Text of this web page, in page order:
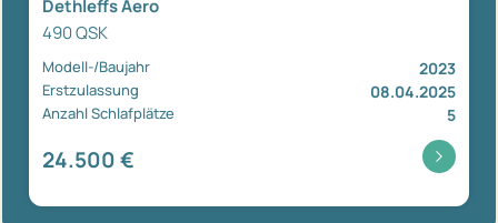
Dethleffs Aero
490 QSK
Modell-/Baujahr 2023
Erstzulassung 08.04.2025
Anzahl Schlafplätze 5
24.500 €